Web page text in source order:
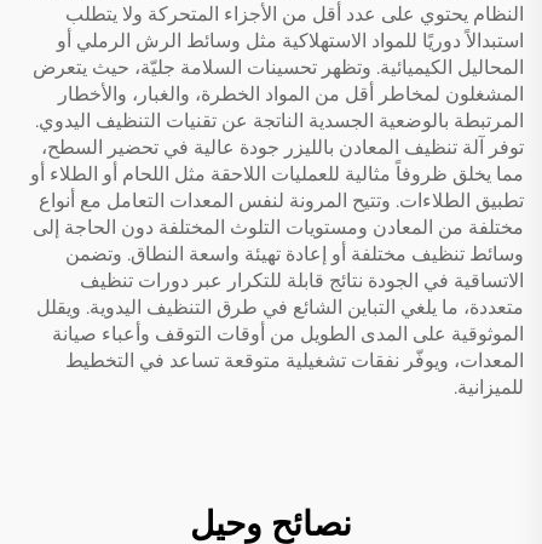
النظام يحتوي على عدد أقل من الأجزاء المتحركة ولا يتطلب
استبدالاً دوريًا للمواد الاستهلاكية مثل وسائط الرش الرملي أو
المحاليل الكيميائية. وتظهر تحسينات السلامة جليّة، حيث يتعرض
المشغلون لمخاطر أقل من المواد الخطرة، والغبار، والأخطار
المرتبطة بالوضعية الجسدية الناتجة عن تقنيات التنظيف اليدوي.
توفر آلة تنظيف المعادن بالليزر جودة عالية في تحضير السطح،
مما يخلق ظروفاً مثالية للعمليات اللاحقة مثل اللحام أو الطلاء أو
تطبيق الطلاءات. وتتيح المرونة لنفس المعدات التعامل مع أنواع
مختلفة من المعادن ومستويات التلوث المختلفة دون الحاجة إلى
وسائط تنظيف مختلفة أو إعادة تهيئة واسعة النطاق. وتضمن
الاتساقية في الجودة نتائج قابلة للتكرار عبر دورات تنظيف
متعددة، ما يلغي التباين الشائع في طرق التنظيف اليدوية. ويقلل
الموثوقية على المدى الطويل من أوقات التوقف وأعباء صيانة
المعدات، ويوفّر نفقات تشغيلية متوقعة تساعد في التخطيط
للميزانية.
نصائح وحيل